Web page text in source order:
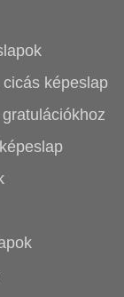
képeslap